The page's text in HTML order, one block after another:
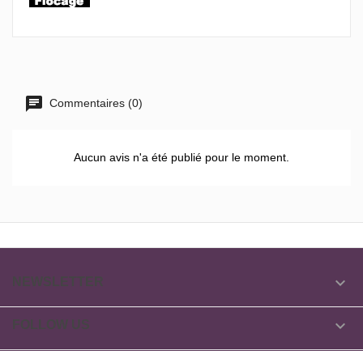
Commentaires (0)
Aucun avis n'a été publié pour le moment.

